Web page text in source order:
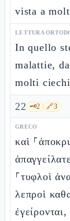
vista a
LETTURA
In quello
malattie,
molti
22 🗝️2 🔗3
GRECO
καὶ
⸀τυφλοὶ
λεπροὶ